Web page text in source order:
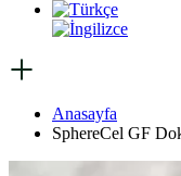
Anasayfa
SphereCel GF